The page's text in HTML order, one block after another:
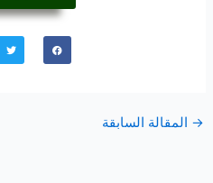
F
a
c
T
w
i
→ المقالة السابقة